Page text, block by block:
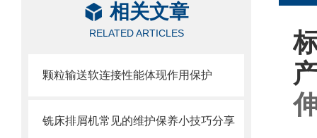
相关文章
RELATED ARTICLES
颗粒输送软连接性能体现作用保护
铣床排屑机常见的维护保养小技巧分享